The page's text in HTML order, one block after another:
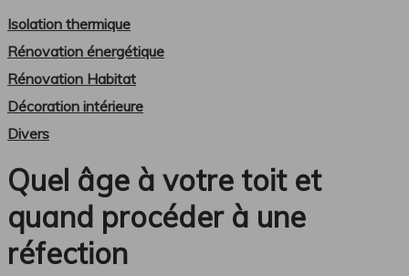
Isolation thermique
Rénovation énergétique
Rénovation Habitat
Décoration intérieure
Divers
Quel âge à votre toit et
quand procéder à une
réfection